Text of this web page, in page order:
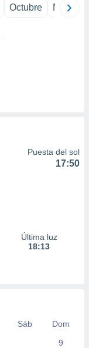
Octubre
Puesta del sol
17:50
Última luz
18:13
Sáb
Dom
9